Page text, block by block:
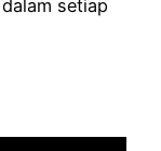
setiap